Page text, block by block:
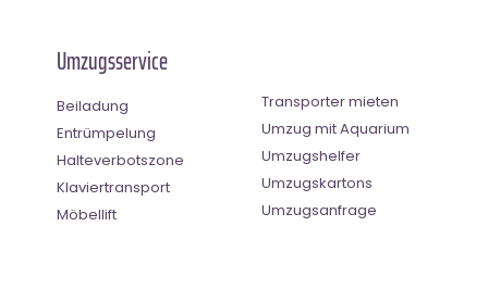
Umzugsservice
Beiladung
Entrümpelung
Halteverbotszone
Klaviertransport
Möbellift
Transporter mieten
Umzug mit Aquarium
Umzugshelfer
Umzugskartons
Umzugsanfrage